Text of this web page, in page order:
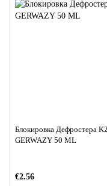
Блокировка Дефростера K2
GERWAZY 50 ML
€2.56